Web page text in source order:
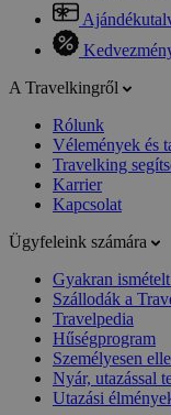
A Travelkingről
Rólunk
Vélemények és
Travelking
Karrier
Kapcsolat
Ügyfeleink számára
Gyakran
Szállodák a
Travelpedia
Hűségprogram
Személyesen
Nyár, utazással
Utazási